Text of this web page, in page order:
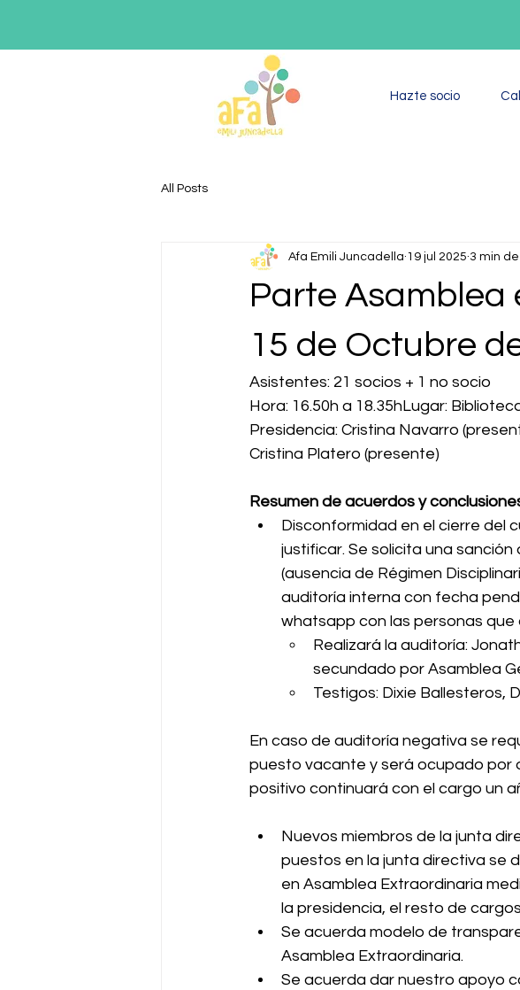
Hazte socio
All Posts
Parte Asamblea
15 de Octubre
Afa Emili Juncadella 19 jul 2025 3 min
Asistentes: 21 socios + 1 no socio
Hora: 16.50h a 18.35hLugar:
Presidencia: Cristina Navarro
Cristina Platero (presente)
Resumen de acuerdos y
Disconformidad en el cierre del
justificar. Se solicita una
(ausencia de Régimen
auditoría interna con fecha
whatsapp con las personas
Realizará la auditoría:
secundado por Asamblea
Testigos: Dixie Ballesteros,
En caso de auditoría negativa se
puesto vacante y será ocupado por
positivo continuará con el cargo un
Nuevos miembros de la junta
puestos en la junta directiva se
en Asamblea Extraordinaria
la presidencia, el resto de
Se acuerda modelo de
Asamblea Extraordinaria.
Se acuerda dar nuestro apoyo